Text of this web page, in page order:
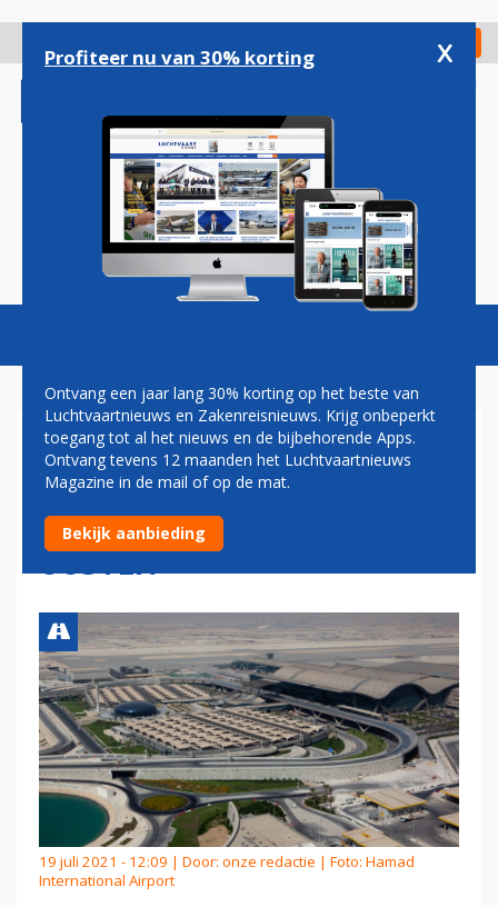
gaan
Check in
Magazine Podcasts Vacatures
DOHA INTERNATIONAL
AIRPORT DRUKSTE
LUCHTHAVEN MIDDEN-
OOSTEN
19 juli 2021 - 12:09 | Door: onze redactie | Foto: Hamad
International Airport
Profiteer nu van 30% korting x
Ontvang een jaar lang 30% korting op het beste van
Luchtvaartnieuws en Zakenreisnieuws. Krijg onbeperkt
toegang tot al het nieuws en de bijbehorende Apps.
Ontvang tevens 12 maanden het Luchtvaartnieuws
Magazine in de mail of op de mat.
Bekijk aanbieding